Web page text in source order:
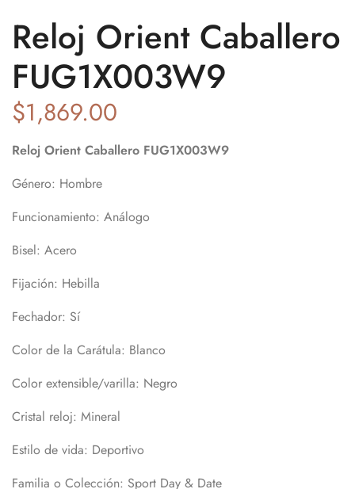
Reloj Orient Caballero
FUG1X003W9
$1,869.00
Reloj Orient Caballero FUG1X003W9
Género: Hombre
Funcionamiento: Análogo
Bisel: Acero
Fijación: Hebilla
Fechador: Sí
Color de la Carátula: Blanco
Color extensible/varilla: Negro
Cristal reloj: Mineral
Estilo de vida: Deportivo
Familia o Colección: Sport Day & Date